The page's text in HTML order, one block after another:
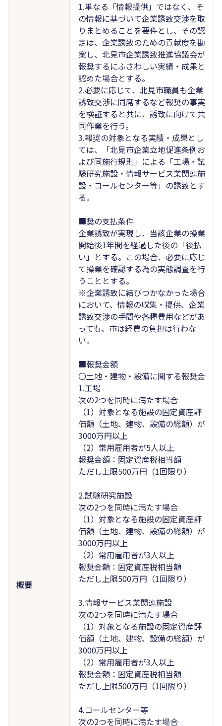
概要
1.単なる「情報提供」ではなく、そ
の情報に基づいて企業誘致交渉を取
りまとめることを要件とし、その認
定は、企業誘致のための貢献度を勘
案し、北見市企業誘致推進協議会が
報奨するにふさわしい実績・成果と
認めた場合とする。
2.必要に応じて、北見市職員も企業
誘致交渉に同席するなど報奨の事実
を検証すると共に、誘致に向けて共
同作業を行う。
3.報奨の対象となる実績・成果とし
ては、「北見市企業立地促進条例お
よび同施行規則」による「工場・試
験研究施設・情報サービス業関連施
設・コールセンター等」の誘致とす
る。
■奨の支払条件
企業誘致が実現し、当該企業の操業
開始後1年間を経過した後の「後払
い」とする。この場合、必要に応じ
て操業を確認する為の実態調査を行
うこととする。
※企業誘致に結びつかなかった場合
において、情報の収集・提供、企業
誘致交渉の手間や各種費用などがあ
っても、市は経費の負担は行わな
い。
■報奨金額
〇土地・建物・設備に関する報奨金
1.工場
次の2つを同時に満たす場合
（1）対象となる施設の固定資産評
価額（土地、建物、設備の総額）が
3000万円以上
（2）常用雇用者が5人以上
報奨金額：固定資産税相当額
ただし上限500万円（1回限り）
2.試験研究施設
次の2つを同時に満たす場合
（1）対象となる施設の固定資産評
価額（土地、建物、設備の総額）が
3000万円以上
（2）常用雇用者が3人以上
報奨金額：固定資産税相当額
ただし上限500万円（1回限り）
3.情報サービス業関連施設
次の2つを同時に満たす場合
（1）対象となる施設の固定資産評
価額（土地、建物、設備の総額）が
3000万円以上
（2）常用雇用者が3人以上
報奨金額：固定資産税相当額
ただし上限500万円（1回限り）
4.コールセンター等
次の2つを同時に満たす場合